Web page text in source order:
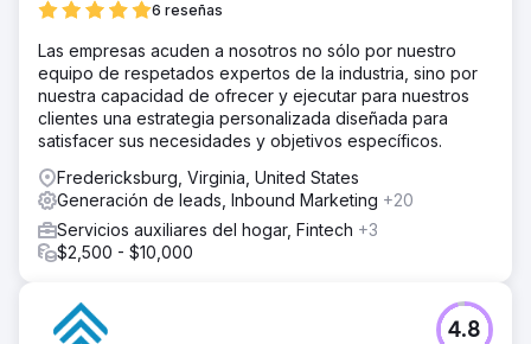
6 reseñas
Las empresas acuden a nosotros no sólo por nuestro
equipo de respetados expertos de la industria, sino por
nuestra capacidad de ofrecer y ejecutar para nuestros
clientes una estrategia personalizada diseñada para
satisfacer sus necesidades y objetivos específicos.
Fredericksburg, Virginia, United States
Generación de leads, Inbound Marketing +20
Servicios auxiliares del hogar, Fintech +3
$2,500 - $10,000
4.8